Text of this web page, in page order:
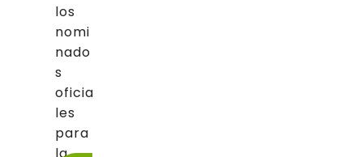
los
nomi
nado
s
oficia
les
para